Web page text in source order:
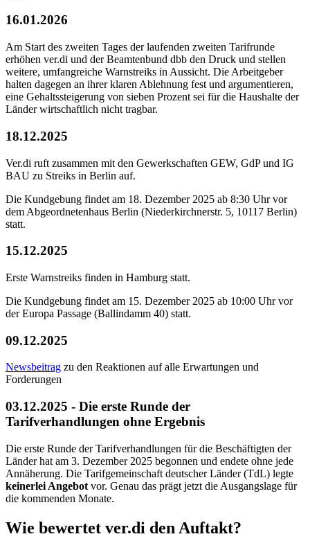
16.01.2026
Am Start des zweiten Tages der laufenden zweiten Tarifrunde
erhöhen ver.di und der Beamtenbund dbb den Druck und stellen
weitere, umfangreiche Warnstreiks in Aussicht. Die Arbeitgeber
halten dagegen an ihrer klaren Ablehnung fest und argumentieren,
eine Gehaltssteigerung von sieben Prozent sei für die Haushalte der
Länder wirtschaftlich nicht tragbar.
18.12.2025
Ver.di ruft zusammen mit den Gewerkschaften GEW, GdP und IG
BAU zu Streiks in Berlin auf.
Die Kundgebung findet am 18. Dezember 2025 ab 8:30 Uhr vor
dem Abgeordnetenhaus Berlin (Niederkirchnerstr. 5, 10117 Berlin)
statt.
15.12.2025
Erste Warnstreiks finden in Hamburg statt.
Die Kundgebung findet am 15. Dezember 2025 ab 10:00 Uhr vor
der Europa Passage (Ballindamm 40) statt.
09.12.2025
Newsbeitrag zu den Reaktionen auf alle Erwartungen und
Forderungen
03.12.2025 - Die erste Runde der
Tarifverhandlungen ohne Ergebnis
Die erste Runde der Tarifverhandlungen für die Beschäftigten der
Länder hat am 3. Dezember 2025 begonnen und endete ohne jede
Annäherung. Die Tarifgemeinschaft deutscher Länder (TdL) legte
keinerlei Angebot vor. Genau das prägt jetzt die Ausgangslage für
die kommenden Monate.
Wie bewertet ver.di den Auftakt?